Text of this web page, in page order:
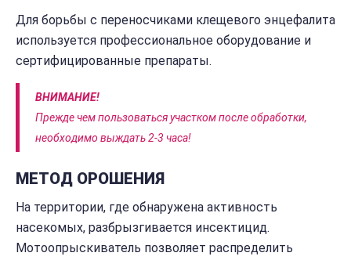
Для борьбы с переносчиками клещевого энцефалита
используется профессиональное оборудование и
сертифицированные препараты.
ВНИМАНИЕ!
Прежде чем пользоваться участком после обработки,
необходимо выждать 2-3 часа!
МЕТОД ОРОШЕНИЯ
На территории, где обнаружена активность
насекомых, разбрызгивается инсектицид.
Мотоопрыскиватель позволяет распределить